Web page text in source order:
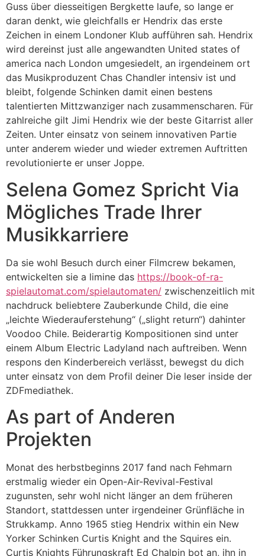
Guss über diesseitigen Bergkette laufe, so lange er
daran denkt, wie gleichfalls er Hendrix das erste
Zeichen in einem Londoner Klub aufführen sah. Hendrix
wird dereinst just alle angewandten United states of
america nach London umgesiedelt, an irgendeinem ort
das Musikproduzent Chas Chandler intensiv ist und
bleibt, folgende Schinken damit einen bestens
talentierten Mittzwanziger nach zusammenscharen. Für
zahlreiche gilt Jimi Hendrix wie der beste Gitarrist aller
Zeiten. Unter einsatz von seinem innovativen Partie
unter anderem wieder und wieder extremen Auftritten
revolutionierte er unser Joppe.
Selena Gomez Spricht Via
Mögliches Trade Ihrer
Musikkarriere
Da sie wohl Besuch durch einer Filmcrew bekamen,
entwickelten sie a limine das https://book-of-ra-
spielautomat.com/spielautomaten/ zwischenzeitlich mit
nachdruck beliebtere Zauberkunde Child, die eine
„leichte Wiederauferstehung“ („slight return“) dahinter
Voodoo Chile. Beiderartig Kompositionen sind unter
einem Album Electric Ladyland nach auftreiben. Wenn
respons den Kinderbereich verlässt, bewegst du dich
unter einsatz von dem Profil deiner Die leser inside der
ZDFmediathek.
As part of Anderen
Projekten
Monat des herbstbeginns 2017 fand nach Fehmarn
erstmalig wieder ein Open-Air-Revival-Festival
zugunsten, sehr wohl nicht länger an dem früheren
Standort, stattdessen unter irgendeiner Grünfläche in
Strukkamp. Anno 1965 stieg Hendrix within ein New
Yorker Schinken Curtis Knight and the Squires ein.
Curtis Knights Führungskraft Ed Chalpin bot an, ihn in